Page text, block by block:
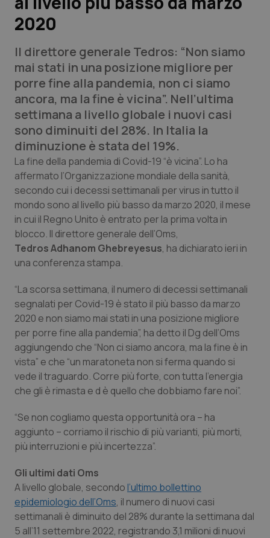
Studi e Analisi
Lettere al direttore
Edizioni Regionali
QS Pro
Professionisti Sanitari.AI
Abruzzo
Basilicata
Calabria
Campania
Emilia-Romagna
Friuli Venezia Giulia
Lazio
Liguria
Lombardia
Marche
Molise
Piemonte
QS Pro Gold
Artrite & artrosi
Asma & BPCO
Car-T
Colesterolo & coronaropatie
Dermatite Atopica
Diabete & glucometri
Disturbi dell’umore
Dolore
Donna & Salute
Epatiti
HIV
QS Club Newsletter
2020
Il direttore generale Tedros: “Non siamo
mai stati in una posizione migliore per
porre fine alla pandemia, non ci siamo
ancora, ma la fine è vicina”. Nell’ultima
settimana a livello globale i nuovi casi
sono diminuiti del 28%. In Italia la
diminuzione è stata del 19%.
La fine della pandemia di Covid-19 “è vicina”. Lo ha
affermato l’Organizzazione mondiale della sanità,
secondo cui i decessi settimanali per virus in tutto il
mondo sono al livello più basso da marzo 2020, il mese
in cui il Regno Unito è entrato per la prima volta in
blocco. Il direttore generale dell’Oms,
Tedros Adhanom Ghebreyesus, ha dichiarato ieri in
una conferenza stampa.
“La scorsa settimana, il numero di decessi settimanali
segnalati per Covid-19 è stato il più basso da marzo
2020 e non siamo mai stati in una posizione migliore
per porre fine alla pandemia”, ha detto il Dg dell’Oms
aggiungendo che “Non ci siamo ancora, ma la fine è in
vista” e che “un maratoneta non si ferma quando si
vede il traguardo. Corre più forte, con tutta l’energia
che gli è rimasta e d è quello che dobbiamo fare noi”.
“Se non cogliamo questa opportunità ora – ha
aggiunto – corriamo il rischio di più varianti, più morti,
più interruzioni e più incertezza”.
Gli ultimi dati Oms
A livello globale, secondol’ultimo bollettino
epidemiologio dell’Oms, il numero di nuovi casi
settimanali è diminuito del 28% durante la settimana dal
5 all’11 settembre 2022, registrando 3,1 milioni di nuovi